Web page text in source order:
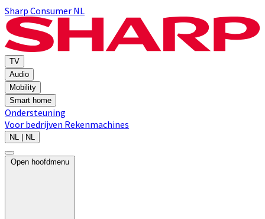
Sharp Consumer NL
TV
Audio
Mobility
Smart home
Ondersteuning
Voor bedrijven Rekenmachines
NL | NL
Open hoofdmenu